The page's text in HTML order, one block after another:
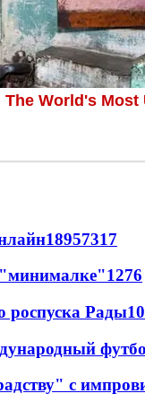
18957317
"минималке"1276
роспуска Рады10
с